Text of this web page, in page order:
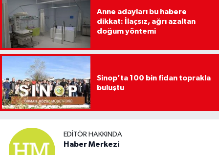
Anne adayları bu habere
dikkat: İlaçsız, ağrı azaltan
doğum yöntemi
Sinop’ta 100 bin fidan toprakla
buluştu
EDITÖR HAKKINDA
Haber Merkezi